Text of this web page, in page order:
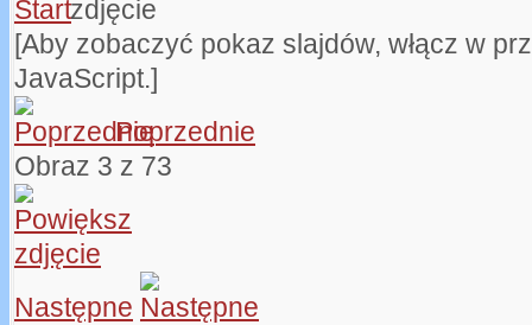
[Aby zobaczyć pokaz slajdów, włącz w
JavaScript.]
Poprzednie
Obraz 3 z 73
Następne